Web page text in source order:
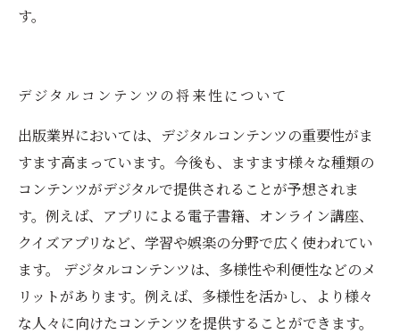
す。
デジタルコンテンツの将来性について
出版業界においては、デジタルコンテンツの重要性がま
すます高まっています。今後も、ますます様々な種類の
コンテンツがデジタルで提供されることが予想されま
す。例えば、アプリによる電子書籍、オンライン講座、
クイズアプリなど、学習や娯楽の分野で広く使われてい
ます。 デジタルコンテンツは、多様性や利便性などのメ
リットがあります。例えば、多様性を活かし、より様々
な人々に向けたコンテンツを提供することができます。